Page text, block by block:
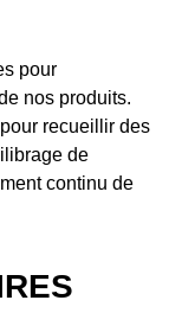
pour
nos produits.
recueillir des
de
continu de